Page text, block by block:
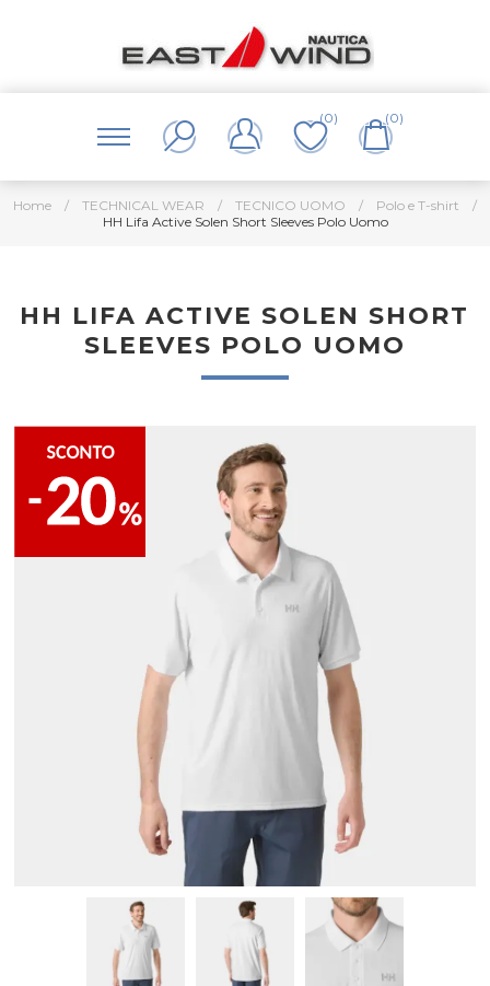
(0) (0)
Home / TECHNICAL WEAR / TECNICO UOMO / Polo e T-shirt
/
HH Lifa Active Solen Short Sleeves Polo Uomo
HH LIFA ACTIVE SOLEN SHORT
SLEEVES POLO UOMO